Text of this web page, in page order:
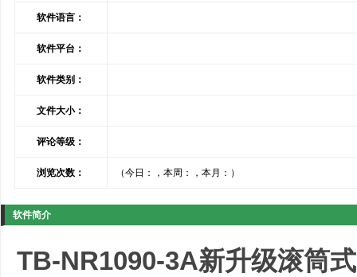
软件语言：
软件平台：
软件类别：
文件大小：
评论等级：
浏览次数： （今日： ，本周： ，本月： ）
软件简介
TB-NR1090-3A新升级滚筒